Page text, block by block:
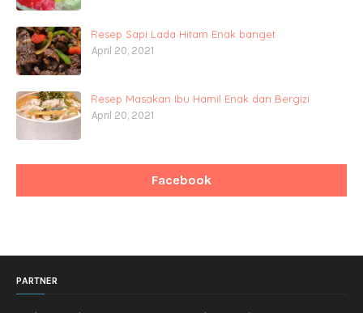
Resep Sapi Lada Hitam Enak banget
April 20, 2021
Resep Masakan Ibu Hamil Enak dan Bergizi
April 20, 2021
Facebook
PARTNER